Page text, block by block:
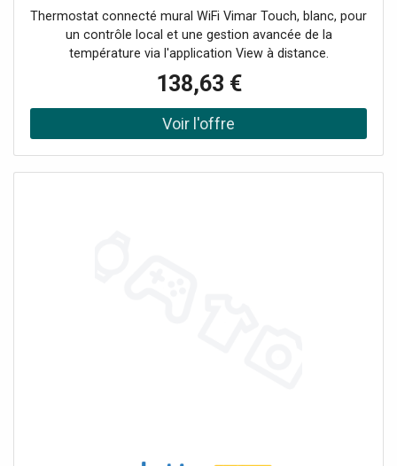
Thermostat connecté mural WiFi Vimar Touch, blanc, pour
un contrôle local et une gestion avancée de la
température via l'application View à distance.
138,63 €